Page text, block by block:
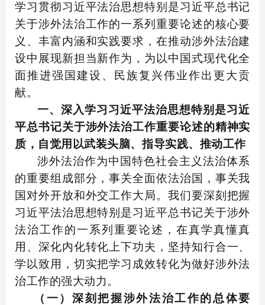
学习贯彻习近平法治思想特别是习近平总书记
关于涉外法治工作的一系列重要论述的核心要
义、丰富内涵和实践要求，在推动涉外法治建
设中展现新担当新作为，为以中国式现代化全
面推进强国建设、民族复兴伟业作出更大贡
献。
一、深入学习习近平法治思想特别是习近
平总书记关于涉外法治工作重要论述的精神实
质，自觉用以武装头脑、指导实践、推动工作
涉外法治作为中国特色社会主义法治体系
的重要组成部分，事关全面依法治国，事关我
国对外开放和外交工作大局。我们要深刻把握
习近平法治思想特别是习近平总书记关于涉外
法治工作的一系列重要论述，在真学真懂真
用、深化内化转化上下功夫，坚持知行合一、
学以致用，切实把学习成效转化为做好涉外法
治工作的强大动力。
（一）深刻把握涉外法治工作的总体要